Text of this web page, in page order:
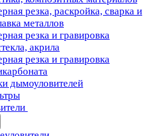
резка, раскройка, сварка и
металлов
резка и гравировка
акрила
резка и гравировка
дымоуловителей